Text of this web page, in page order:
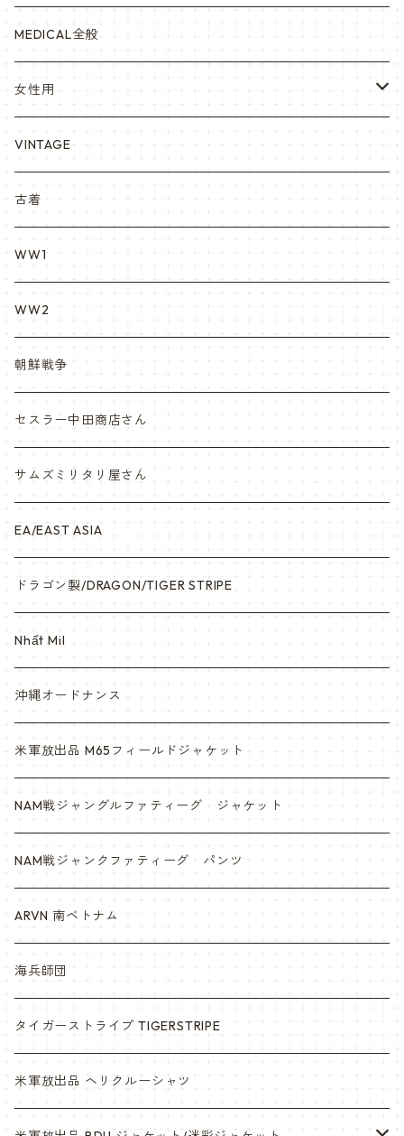
赤ちゃん用
YARSOC
シャークマウス
REPRO レプロ
宇宙軍
トレーニングウエア集
ポーラテック/POLARTEC
米軍放出品ブーツ
アメリカ軍制服
セスラー中田商店さん
EA east asia
DRAGON ドラゴン
Nyat Mil ニャットミル
カスタム KURI
VietnamEra ウエア
Vietnam ジャングルブーツ
ナム戦装備類/ポーチ・ベルト・小物・ヘルメット等
MEDICAL全般
女性用
ARC アメリカンレッドクロス
NURES
VINTAGE
古着
WW1
WW2
朝鮮戦争
セスラー中田商店さん
サムズミリタリ屋さん
EA/EAST ASIA
ドラゴン製/DRAGON/TIGER STRIPE
Nhất Mil
沖縄オードナンス
米軍放出品 M65フィールドジャケット
NAM戦ジャングルファティーグ ジャケット
NAM戦ジャンクファティーグ パンツ
ARVN 南ベトナム
海兵師団
タイガーストライプ TIGERSTRIPE
米軍放出品 ヘリクルーシャツ